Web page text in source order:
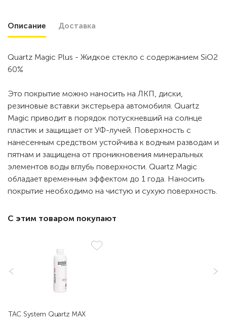
Описание Доставка
Quartz Magic Plus - Жидкое стекло с содержанием SiO2
60%
Это покрытие можно наносить на ЛКП, диски,
резиновые вставки экстерьера автомобиля. Quartz
Magic приводит в порядок потускневший на солнце
пластик и защищает от УФ-лучей. Поверхность с
нанесенным средством устойчива к водным разводам и
пятнам и защищена от проникновения минеральных
элементов воды вглубь поверхности. Quartz Magic
обладает временным эффектом до 1 года. Наносить
покрытие необходимо на чистую и сухую поверхность.
С этим товаром покупают
TAC System Quartz MAX